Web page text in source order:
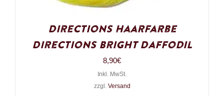
Directions Haarfarbe
Directions Bright Daffodil
8,90€
Inkl. MwSt.
zzgl. Versand